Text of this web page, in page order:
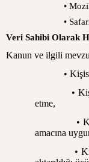
• Mozilla
•
Veri Sahibi Olarak
Kanun ve ilgili
• Kişisel
• Kişisel
etme,
• Kişisel
amacına
• Kişisel